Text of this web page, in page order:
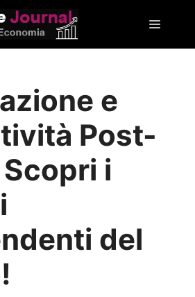
Menu
e
Post-
i
del